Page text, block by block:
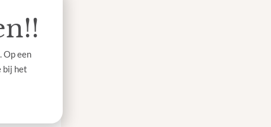
Op een
bij het